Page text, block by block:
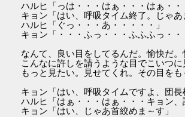
ハルヒ「っは・・・はぁ・・・はぁ・・
キョン「はい、呼吸タイム終了。じゃあ
ハルヒ「ぐっ・・・あ・・・・・」
キョン「・・・ふっ・・・ふふふっ・・
なんて、良い目をしてるんだ。愉快だ。
こんなに許しを請うような目でこいつに
もっと見たい。見せてくれ。その目をも
キョン「はい、呼吸タイムですよ、団長
ハルヒ「はぁ・・・はぁ・・・キョン
キョン「はい、じゃあ首絞めま～す」